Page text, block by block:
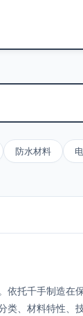
防水材料
托千手制造在
、材料特性、